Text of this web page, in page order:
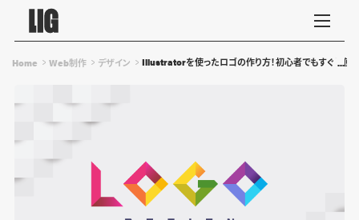
Home Web制作 デザイン Illustratorを使ったロゴの作り方！初心者でもすぐに使